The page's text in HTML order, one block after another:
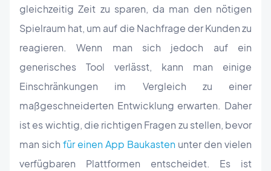
gleichzeitig Zeit zu sparen, da man den nötigen
Spielraum hat, um auf die Nachfrage der Kunden zu
reagieren. Wenn man sich jedoch auf ein
generisches Tool verlässt, kann man einige
Einschränkungen im Vergleich zu einer
maßgeschneiderten Entwicklung erwarten. Daher
ist es wichtig, die richtigen Fragen zu stellen, bevor
man sich für einen App Baukasten unter den vielen
verfügbaren Plattformen entscheidet. Es ist